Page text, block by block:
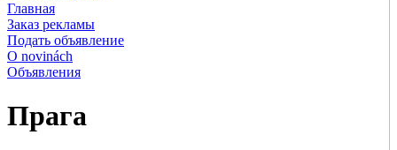
Главная
Заказ рекламы
Подать объявление
O novinách
Объявления
Прага